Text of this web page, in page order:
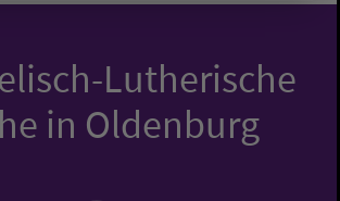
Lutherische
in Oldenburg